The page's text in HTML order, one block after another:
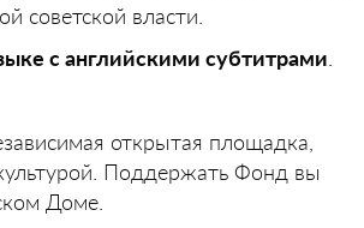
советской власти.
с английскими субтитрами
открытая площадка,
Поддержать Фонд вы
Доме.